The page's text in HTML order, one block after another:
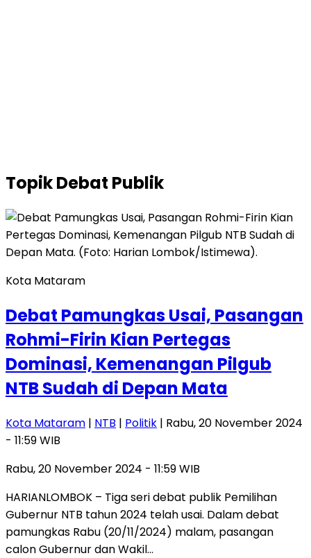
TopikDebat Publik
Kota Mataram
Debat Pamungkas Usai, Pasangan
Rohmi-Firin Kian Pertegas
Dominasi, Kemenangan Pilgub
NTB Sudah di Depan Mata
Kota Mataram | NTB | Politik | Rabu, 20 November 2024
- 11:59 WIB
Rabu, 20 November 2024 - 11:59 WIB
HARIANLOMBOK – Tiga seri debat publik Pemilihan
Gubernur NTB tahun 2024 telah usai. Dalam debat
pamungkas Rabu (20/11/2024) malam, pasangan
calon Gubernur dan Wakil…